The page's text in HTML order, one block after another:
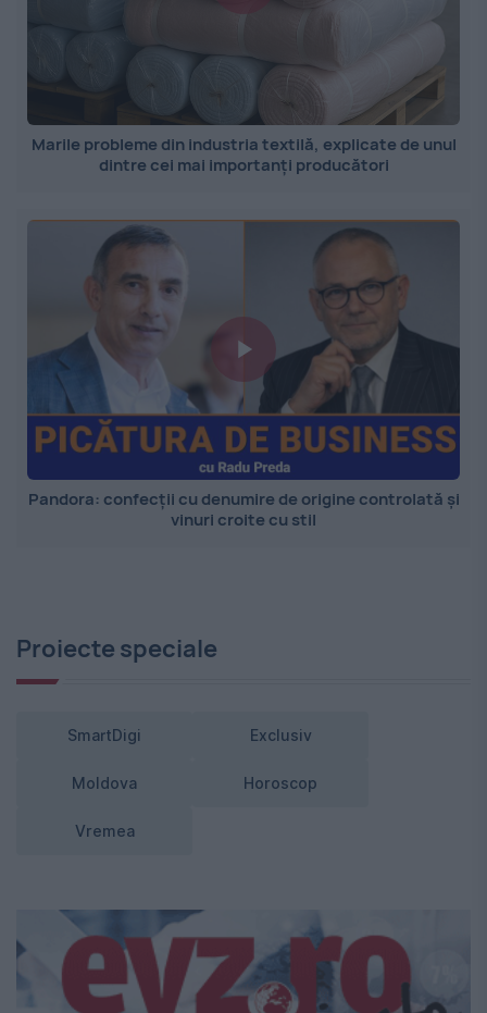
Marile probleme din industria textilă, explicate de unul
dintre cei mai importanți producători
Pandora: confecții cu denumire de origine controlată și
vinuri croite cu stil
Proiecte speciale
SmartDigi Exclusiv
Moldova Horoscop
Vremea